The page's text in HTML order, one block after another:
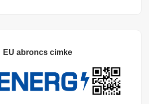
EU abroncs cimke